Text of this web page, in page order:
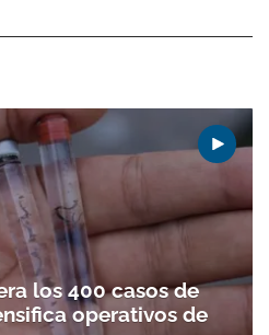
a nuestro boletín.
los 400 casos de
operativos de